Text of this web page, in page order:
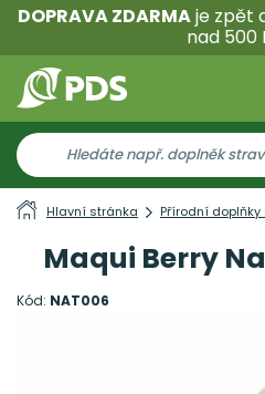
DOPRAVA ZDARMAje zpět
nad 500
Hlavní stránka Přírodní doplňky
Maqui Berry
Kód: NAT006